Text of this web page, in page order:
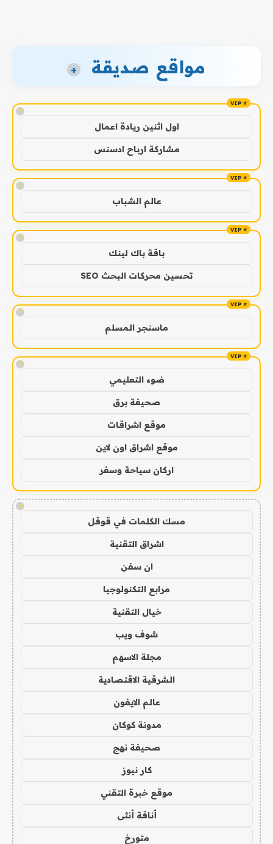
مواقع صديقة +
!
اول اثنين ريادة اعمال
مشاركة ارباح ادسنس
!
عالم الشباب
!
باقة باك لينك
تحسين محركات البحث SEO
!
ماسنجر المسلم
!
ضوء التعليمي
صحيفة برق
موقع اشراقات
موقع اشراق اون لاين
اركان سياحة وسفر
!
مسك الكلمات في قوقل
اشراق التقنية
ان سفن
مرابع التكنولوجيا
خيال التقنية
شوف ويب
مجلة الاسهم
الشرقية الاقتصادية
عالم الايفون
مدونة كوكان
صحيفة نهج
كار نيوز
موقع خبرة التقني
أناقة أنثى
متورخ